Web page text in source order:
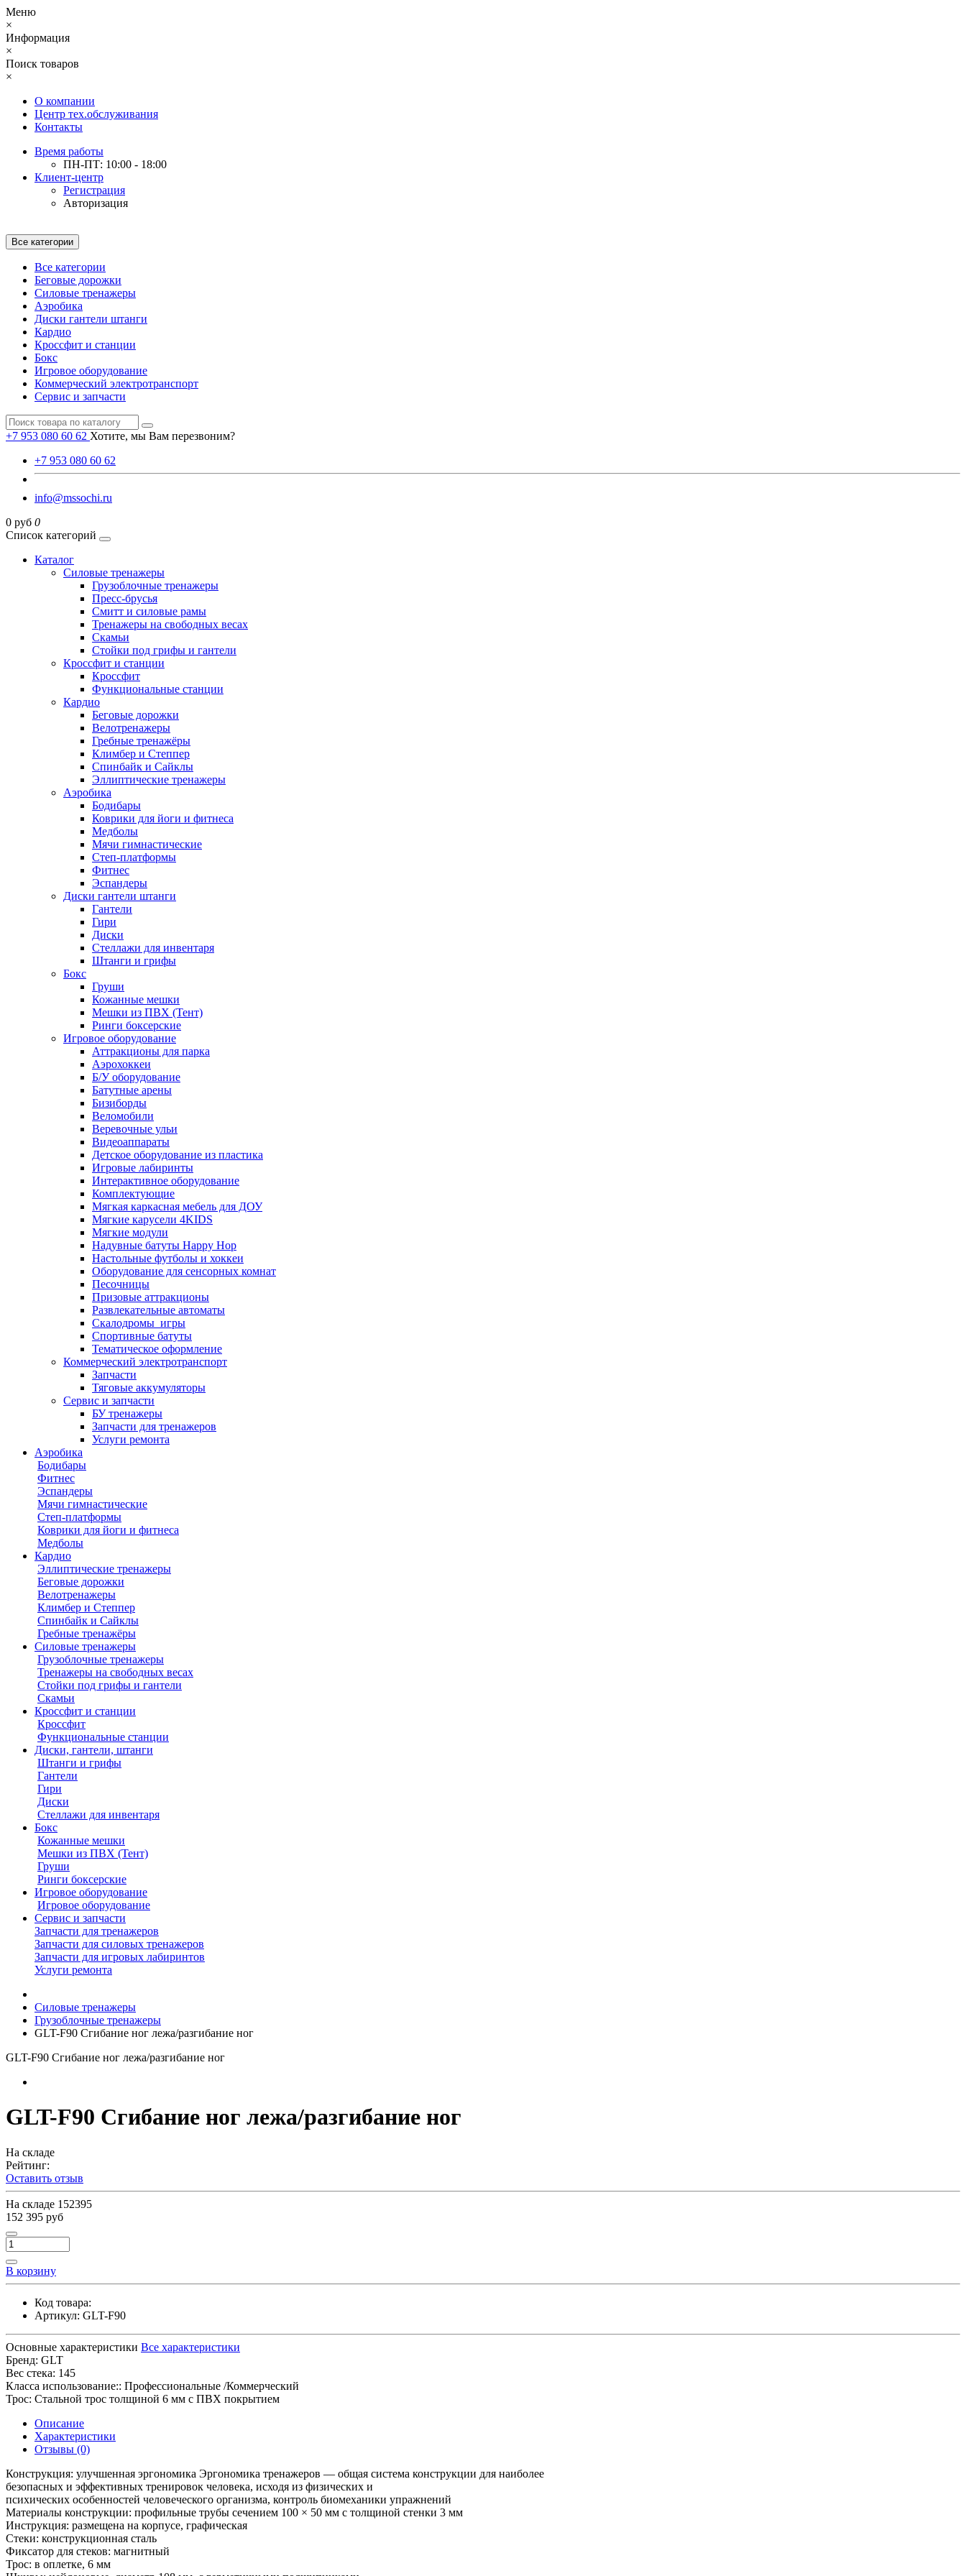
Меню
×
Информация
×
Поиск товаров
×
О компании
Центр тех.обслуживания
Контакты
Время работы
ПН-ПТ: 10:00 - 18:00
Клиент-центр
Регистрация
Авторизация
Все категории
Все категории
Беговые дорожки
Силовые тренажеры
Аэробика
Диски гантели штанги
Кардио
Кроссфит и станции
Бокс
Игровое оборудование
Коммерческий электротранспорт
Сервис и запчасти
+7 953 080 60 62 Хотите, мы Вам перезвоним?
+7 953 080 60 62
info@mssochi.ru
0 руб 0
Список категорий
Каталог
Силовые тренажеры
Грузоблочные тренажеры
Пресс-брусья
Смитт и силовые рамы
Тренажеры на свободных весах
Скамьи
Стойки под грифы и гантели
Кроссфит и станции
Кроссфит
Функциональные станции
Кардио
Беговые дорожки
Велотренажеры
Гребные тренажёры
Климбер и Степпер
Спинбайк и Сайклы
Эллиптические тренажеры
Аэробика
Бодибары
Коврики для йоги и фитнеса
Медболы
Мячи гимнастические
Степ-платформы
Фитнес
Эспандеры
Диски гантели штанги
Гантели
Гири
Диски
Стеллажи для инвентаря
Штанги и грифы
Бокс
Груши
Кожанные мешки
Мешки из ПВХ (Тент)
Ринги боксерские
Игровое оборудование
Аттракционы для парка
Аэрохоккеи
Б/У оборудование
Батутные арены
Бизиборды
Веломобили
Веревочные ульи
Видеоаппараты
Детское оборудование из пластика
Игровые лабиринты
Интерактивное оборудование
Комплектующие
Мягкая каркасная мебель для ДОУ
Мягкие карусели 4KIDS
Мягкие модули
Надувные батуты Happy Hop
Настольные футболы и хоккеи
Оборудование для сенсорных комнат
Песочницы
Призовые аттракционы
Развлекательные автоматы
Скалодромы_игры
Спортивные батуты
Тематическое оформление
Коммерческий электротранспорт
Запчасти
Тяговые аккумуляторы
Сервис и запчасти
БУ тренажеры
Запчасти для тренажеров
Услуги ремонта
Аэробика
Бодибары
Фитнес
Эспандеры
Мячи гимнастические
Степ-платформы
Коврики для йоги и фитнеса
Медболы
Кардио
Эллиптические тренажеры
Беговые дорожки
Велотренажеры
Климбер и Степпер
Спинбайк и Сайклы
Гребные тренажёры
Силовые тренажеры
Грузоблочные тренажеры
Тренажеры на свободных весах
Стойки под грифы и гантели
Скамьи
Кроссфит и станции
Кроссфит
Функциональные станции
Диски, гантели, штанги
Штанги и грифы
Гантели
Гири
Диски
Стеллажи для инвентаря
Бокс
Кожанные мешки
Мешки из ПВХ (Тент)
Груши
Ринги боксерские
Игровое оборудование
Игровое оборудование
Сервис и запчасти
Запчасти для тренажеров
Запчасти для силовых тренажеров
Запчасти для игровых лабиринтов
Услуги ремонта
Силовые тренажеры
Грузоблочные тренажеры
GLT-F90 Сгибание ног лежа/разгибание ног
GLT-F90 Сгибание ног лежа/разгибание ног
GLT-F90 Сгибание ног лежа/разгибание ног
На складе
Рейтинг:
Оставить отзыв
На складе 152395
152 395 руб
В корзину
Код товара:
Артикул: GLT-F90
Основные характеристики Все характеристики
Бренд: GLT
Вес стека: 145
Класса использование:: Профессиональные /Коммерческий
Трос: Стальной трос толщиной 6 мм с ПВХ покрытием
Описание
Характеристики
Отзывы (0)
Конструкция: улучшенная эргономика Эргономика тренажеров — общая система конструкции для наиболее
безопасных и эффективных тренировок человека, исходя из физических и
психических особенностей человеческого организма, контроль биомеханики упражнений
Материалы конструкции: профильные трубы сечением 100 × 50 мм с толщиной стенки 3 мм
Инструкция: размещена на корпусе, графическая
Стеки: конструкционная сталь
Фиксатор для стеков: магнитный
Трос: в оплетке, 6 мм